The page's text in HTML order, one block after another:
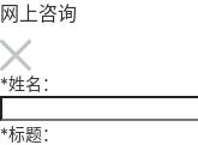
网上咨询
*姓名：
*标题：